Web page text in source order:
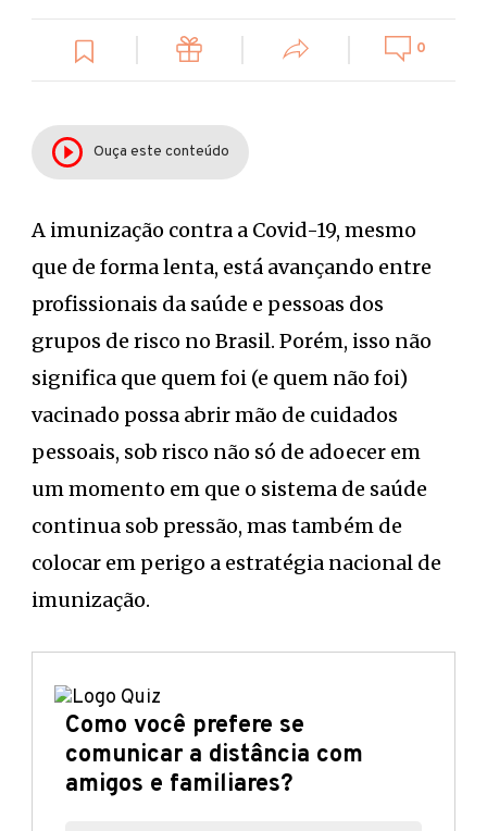
0
Ouça este conteúdo
A imunização contra a Covid-19, mesmo
que de forma lenta, está avançando entre
profissionais da saúde e pessoas dos
grupos de risco no Brasil. Porém, isso não
significa que quem foi (e quem não foi)
vacinado possa abrir mão de cuidados
pessoais, sob risco não só de adoecer em
um momento em que o sistema de saúde
continua sob pressão, mas também de
colocar em perigo a estratégia nacional de
imunização.
Como você prefere se
comunicar a distância com
amigos e familiares?